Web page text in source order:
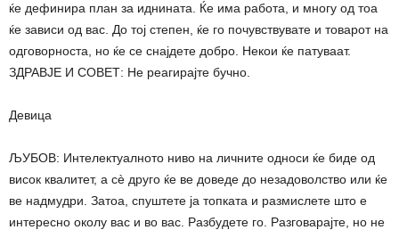
ќе дефинира план за иднината. Ќе има работа, и многу од тоа
ќе зависи од вас. До тој степен, ќе го почувствувате и товарот на
одговорноста, но ќе се снајдете добро. Некои ќе патуваат.
ЗДРАВЈЕ И СОВЕТ: Не реагирајте бучно.
Девица
ЉУБОВ: Интелектуалното ниво на личните односи ќе биде од
висок квалитет, а сè друго ќе ве доведе до незадоволство или ќе
ве надмудри. Затоа, спуштете ја топката и размислете што е
интересно околу вас и во вас. Разбудете го. Разговарајте, но не